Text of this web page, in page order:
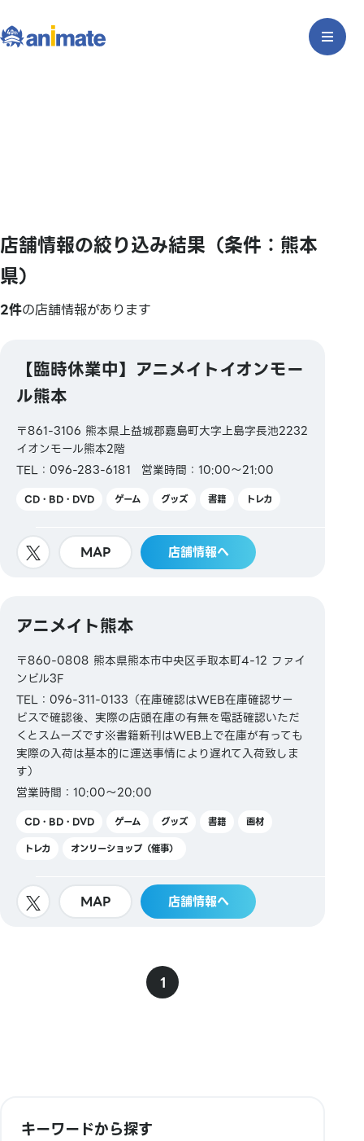
店舗情報の絞り込み結果（条件：熊本
県）
2件の店舗情報があります
【臨時休業中】アニメイトイオンモー
ル熊本
〒861-3106 熊本県上益城郡嘉島町大字上島字長池2232
イオンモール熊本2階
TEL：096-283-6181
営業時間：10:00～21:00
CD・BD・DVD ゲーム グッズ 書籍 トレカ
MAP 店舗情報へ
アニメイト熊本
〒860-0808 熊本県熊本市中央区手取本町4-12 ファイ
ンビル3F
TEL：096-311-0133（在庫確認はWEB在庫確認サー
ビスで確認後、実際の店頭在庫の有無を電話確認いただ
くとスムーズです※書籍新刊はWEB上で在庫が有っても
実際の入荷は基本的に運送事情により遅れて入荷致しま
す）
営業時間：10:00～20:00
CD・BD・DVD ゲーム グッズ 書籍
画材
トレカ
オンリーショップ（催事）
MAP 店舗情報へ
1
キーワードから探す